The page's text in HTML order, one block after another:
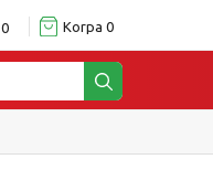
0 Korpa 0